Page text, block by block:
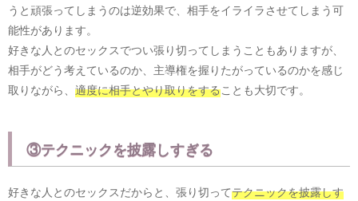
うと頑張ってしまうのは逆効果で、相手をイライラさせてしまう可
能性があります。
好きな人とのセックスでつい張り切ってしまうこともありますが、
相手がどう考えているのか、主導権を握りたがっているのかを感じ
取りながら、 適度に相手とやり取りをすることも大切です。
③テクニックを披露しすぎる
好きな人とのセックスだからと、張り切ってテクニックを披露しす